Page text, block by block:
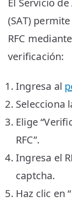
(SAT)
RFC
verificación:
Ingresa al
Selecciona
Elige
RFC”.
Ingresa el
captcha.
Haz clic en